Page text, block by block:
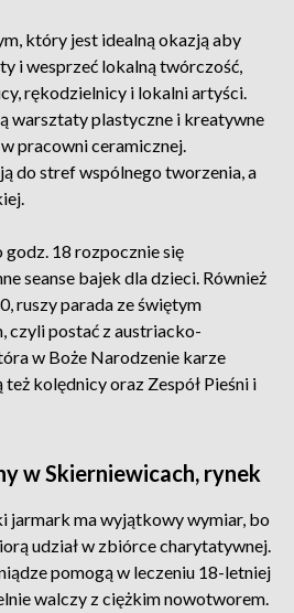
który jest idealną okazją aby
i wesprzeć lokalną twórczość,
rękodzielnicy i lokalni artyści.
warsztaty plastyczne i kreatywne
pracowni ceramicznej.
do stref wspólnego tworzenia, a
godz. 18 rozpocznie się
seanse bajek dla dzieci. Również
ruszy parada ze świętym
czyli postać z austriacko-
w Boże Narodzenie karze
kolędnicy oraz Zespół Pieśni i
w Skierniewicach, rynek
jarmark ma wyjątkowy wymiar, bo
udział w zbiórce charytatywnej.
pomogą w leczeniu 18-letniej
walczy z ciężkim nowotworem.